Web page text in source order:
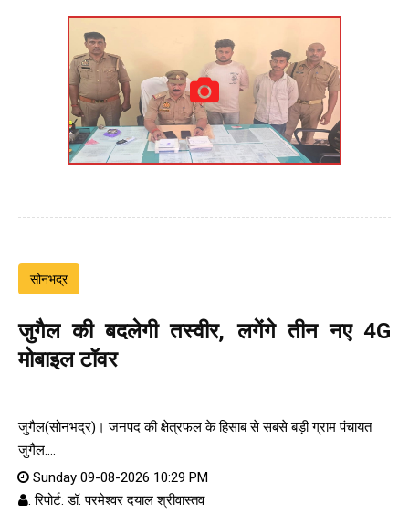
सोनभद्र
जुगैल की बदलेगी तस्वीर, लगेंगे तीन नए 4G
मोबाइल टॉवर
जुगैल(सोनभद्र)। जनपद की क्षेत्रफल के हिसाब से सबसे बड़ी ग्राम पंचायत
जुगैल....
Sunday 09-08-2026 10:29 PM
: रिपोर्ट: डॉ. परमेश्वर दयाल श्रीवास्तव